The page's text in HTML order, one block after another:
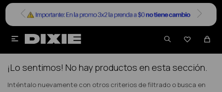


NO SE HAN RECUPERADO PRODUCTOS
¡Lo sentimos! No hay productos en esta sección.
Inténtalo nuevamente con otros criterios de filtrado o busca en